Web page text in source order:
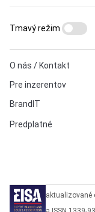
O nás / Kontakt
Pre inzerentov
BrandIT
Predplatné
Tmavý režim
aktualizované